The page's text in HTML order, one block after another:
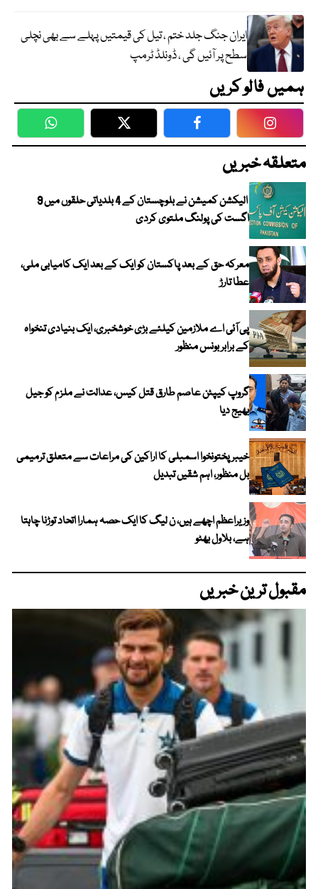
ایران جنگ جلد ختم ، تیل کی قیمتیں پہلے سے بھی نچلی
سطح پر آئیں گی ، ڈونلڈ ٹرمپ
ہمیں فالو کریں
WhatsApp Twitter Facebook
متعلقہ خبریں
الیکشن کمیشن نے بلوچستان کے 4 بلدیاتی حلقوں میں 9
اگست کی پولنگ ملتوی کردی
معرکہ حق کے بعد پاکستان کو ایک کے بعد ایک کامیابی ملی،
عطا تارڑ
پی آئی اے ملازمین کیلئے بڑی خوشخبری، ایک بنیادی تنخواہ
کے برابر بونس منظور
گروپ کیپٹن عاصم طارق قتل کیس، عدالت نے ملزم کو جیل
بھیج دیا
خیبرپختونخوا اسمبلی کا اراکین کی مراعات سے متعلق ترمیمی
بل منظور، اہم شقیں تبدیل
وزیراعظم اچھے ہیں، ن لیگ کا ایک حصہ ہمارا اتحاد توڑنا چاہتا
ہے، بلاول بھٹو
مقبول ترین خبریں